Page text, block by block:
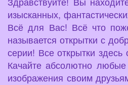
изысканных,
Всё для Вас! Всё что
называется открытки с
серии! Все открытки
Качайте абсолютно
изображения своим